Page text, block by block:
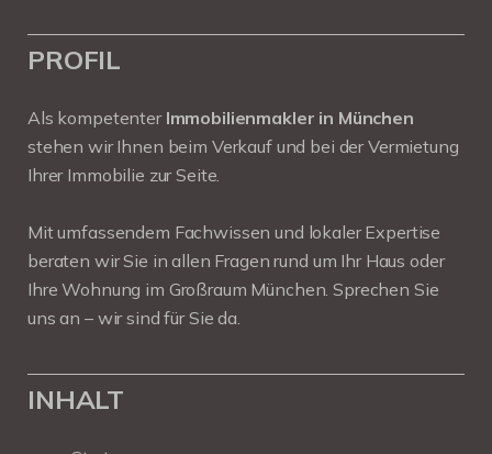
PROFIL
Als kompetenter Immobilienmakler in München
stehen wir Ihnen beim Verkauf und bei der Vermietung
Ihrer Immobilie zur Seite.
Mit umfassendem Fachwissen und lokaler Expertise
beraten wir Sie in allen Fragen rund um Ihr Haus oder
Ihre Wohnung im Großraum München. Sprechen Sie
uns an – wir sind für Sie da.
INHALT